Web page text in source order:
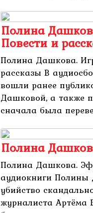
Полина
Повести и
Полина Дашкова.
рассказы В
вошли ранее
Дашковой, а также
сначала была
Полина
Полина Дашкова.
аудиокниги
убийство
журналиста Артёма